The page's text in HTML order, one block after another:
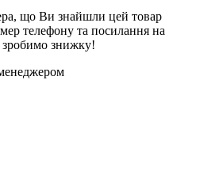
що Ви знайшли цей товар
телефону та посилання на
знижку!